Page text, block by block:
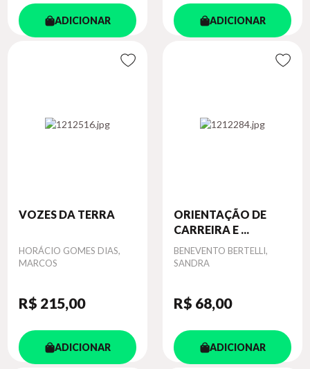
ADICIONAR ADICIONAR
VOZES DA TERRA
Autor
HORÁCIO GOMES DIAS,
MARCOS
R$ 215,00
ADICIONAR
ORIENTAÇÃO DE
CARREIRA E ...
Autor
BENEVENTO BERTELLI,
SANDRA
R$ 68,00
ADICIONAR